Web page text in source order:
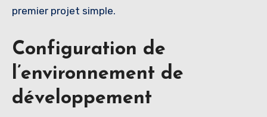
premier projet simple.
Configuration de
l’environnement de
développement